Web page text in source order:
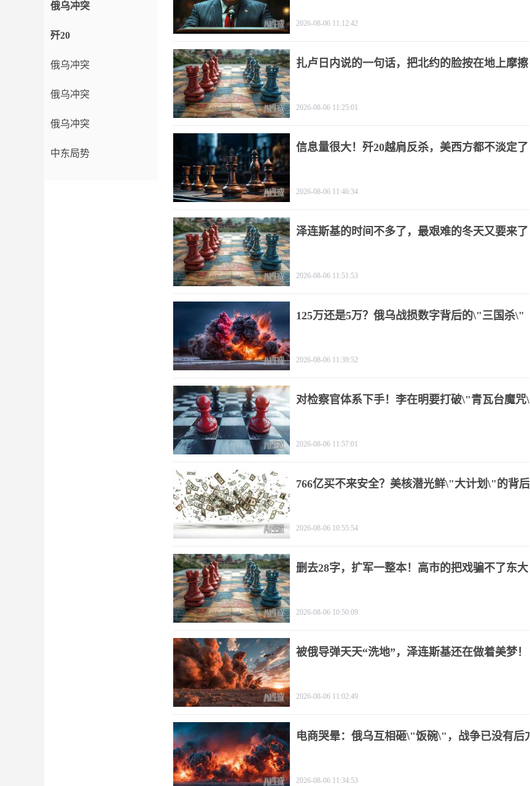
俄乌冲突
歼20
俄乌冲突
俄乌冲突
俄乌冲突
中东局势
2026-08-06 11:12:42
扎卢日内说的一句话，把北约的脸按在地上摩擦
2026-08-06 11:25:01
信息量很大！歼20越肩反杀，美西方都不淡定了
2026-08-06 11:46:34
泽连斯基的时间不多了，最艰难的冬天又要来了
2026-08-06 11:51:53
125万还是5万？俄乌战损数字背后的\"三国杀\"
2026-08-06 11:39:52
对检察官体系下手！李在明要打破\"青瓦台魔咒\"
2026-08-06 11:57:01
766亿买不来安全？美核潜光鲜\"大计划\"的背后
2026-08-06 10:55:54
删去28字，扩军一整本！高市的把戏骗不了东大
2026-08-06 10:50:09
被俄导弹天天“洗地”，泽连斯基还在做着美梦！
2026-08-06 11:02:49
电商哭晕：俄乌互相砸\"饭碗\"，战争已没有后方
2026-08-06 11:34:53